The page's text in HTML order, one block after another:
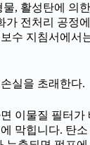
, 활성탄에 의
가 전처리 공정
수 지침서에서
실을 초래한다.
이물질 필터
막힙니다. 탄